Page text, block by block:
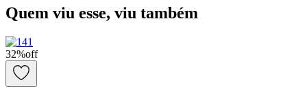
Quem viu esse, viu também
32%off